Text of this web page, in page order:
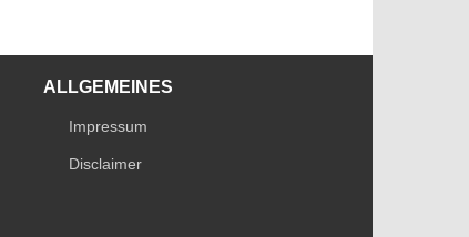
ALLGEMEINES
Impressum
Disclaimer